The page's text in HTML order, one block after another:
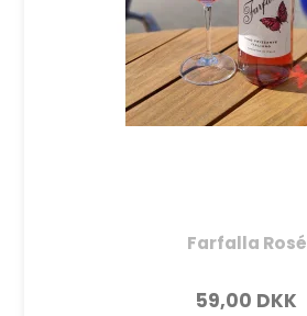
Farfalla Rosé
59,00 DKK